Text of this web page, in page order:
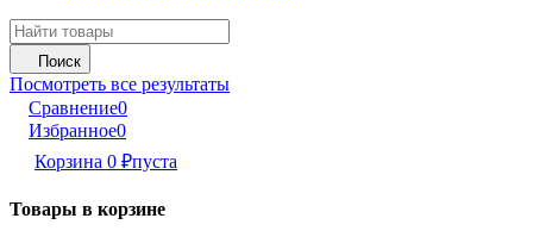
Поиск
Посмотреть все результаты
Сравнение0
Избранное0
Корзина 0 ₽пуста
Товары в корзине